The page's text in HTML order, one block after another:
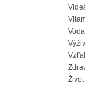
Voda